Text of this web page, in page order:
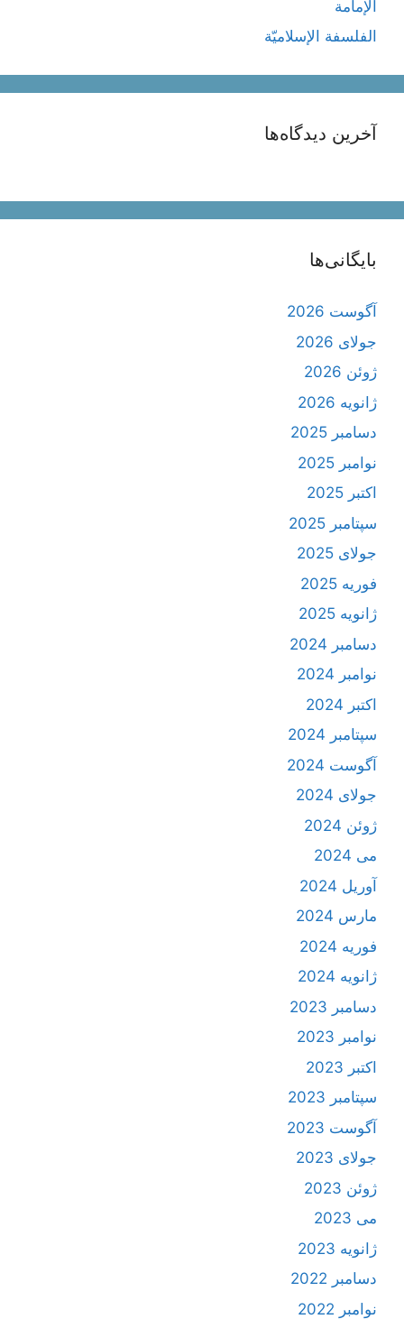
الإمامة
الفلسفة الإسلاميّة
آخرین دیدگاه‌ها
بایگانی‌ها
آگوست 2026
جولای 2026
ژوئن 2026
ژانویه 2026
دسامبر 2025
نوامبر 2025
اکتبر 2025
سپتامبر 2025
جولای 2025
فوریه 2025
ژانویه 2025
دسامبر 2024
نوامبر 2024
اکتبر 2024
سپتامبر 2024
آگوست 2024
جولای 2024
ژوئن 2024
می 2024
آوریل 2024
مارس 2024
فوریه 2024
ژانویه 2024
دسامبر 2023
نوامبر 2023
اکتبر 2023
سپتامبر 2023
آگوست 2023
جولای 2023
ژوئن 2023
می 2023
ژانویه 2023
دسامبر 2022
نوامبر 2022